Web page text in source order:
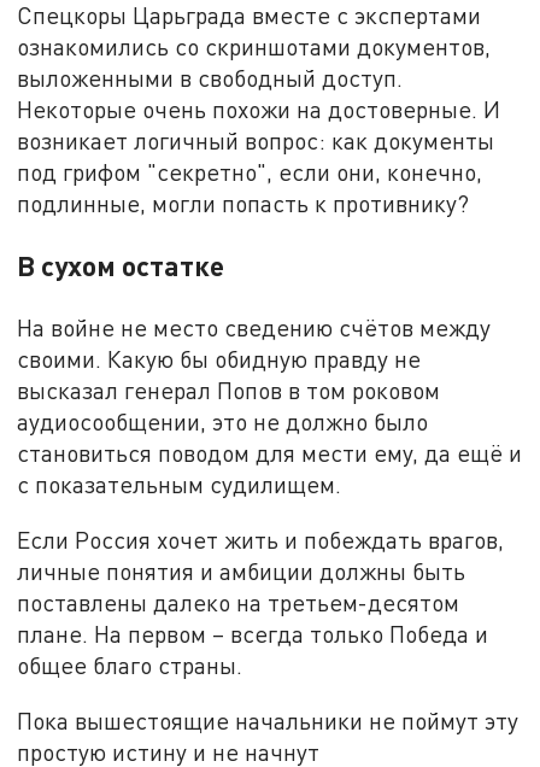
Спецкоры Царьграда вместе с экспертами
ознакомились со скриншотами документов,
выложенными в свободный доступ.
Некоторые очень похожи на достоверные. И
возникает логичный вопрос: как документы
под грифом "секретно", если они, конечно,
подлинные, могли попасть к противнику?
В сухом остатке
На войне не место сведению счётов между
своими. Какую бы обидную правду не
высказал генерал Попов в том роковом
аудиосообщении, это не должно было
становиться поводом для мести ему, да ещё и
с показательным судилищем.
Если Россия хочет жить и побеждать врагов,
личные понятия и амбиции должны быть
поставлены далеко на третьем-десятом
плане. На первом – всегда только Победа и
общее благо страны.
Пока вышестоящие начальники не поймут эту
простую истину и не начнут